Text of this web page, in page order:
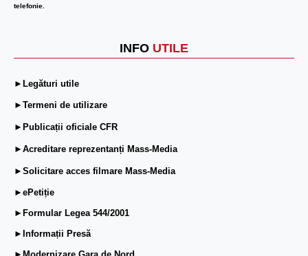
telefonie.
INFO UTILE
►Legături utile
►Termeni de utilizare
►Publicații oficiale CFR
►Acreditare reprezentanți Mass-Media
►Solicitare acces filmare Mass-Media
►ePetiție
►Formular Legea 544/2001
►Informații Presă